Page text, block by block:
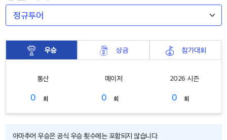
우승 상금 참가대회
통산
0 회
메이저
0 회
2026 시즌
0 회
아마추어 우승은 공식 우승 횟수에는 포함되지 않습니다.